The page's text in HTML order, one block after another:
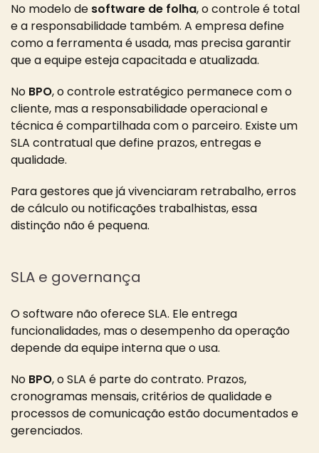
No modelo de software de folha, o controle é total
e a responsabilidade também. A empresa define
como a ferramenta é usada, mas precisa garantir
que a equipe esteja capacitada e atualizada.
No BPO, o controle estratégico permanece com o
cliente, mas a responsabilidade operacional e
técnica é compartilhada com o parceiro. Existe um
SLA contratual que define prazos, entregas e
qualidade.
Para gestores que já vivenciaram retrabalho, erros
de cálculo ou notificações trabalhistas, essa
distinção não é pequena.
SLA e governança
O software não oferece SLA. Ele entrega
funcionalidades, mas o desempenho da operação
depende da equipe interna que o usa.
No BPO, o SLA é parte do contrato. Prazos,
cronogramas mensais, critérios de qualidade e
processos de comunicação estão documentados e
gerenciados.